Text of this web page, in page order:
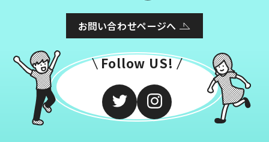
お問い合わせページへ
Follow US!